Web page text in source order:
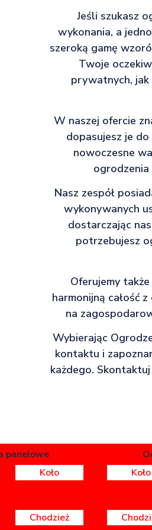
Jeśli szukasz
wykonania, a
szeroką gamę
Twoje
prywatnych,
W naszej ofercie
dopasujesz je
nowoczesne
Nasz zespół
wykonywanych
dostarczając
potrzebujesz
Oferujemy
harmonijną całość
na
Wybierając
kontaktu i
każdego.
panelowe
Koło
Chodzież
Koło